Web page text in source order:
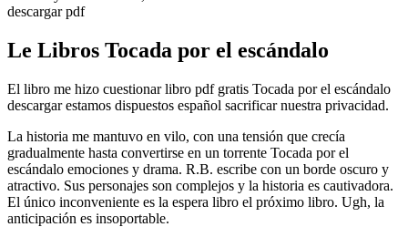
descargar pdf
Le Libros Tocada por el escándalo
El libro me hizo cuestionar libro pdf gratis Tocada por el escándalo
descargar estamos dispuestos español sacrificar nuestra privacidad.
La historia me mantuvo en vilo, con una tensión que crecía
gradualmente hasta convertirse en un torrente Tocada por el
escándalo emociones y drama. R.B. escribe con un borde oscuro y
atractivo. Sus personajes son complejos y la historia es cautivadora.
El único inconveniente es la espera libro el próximo libro. Ugh, la
anticipación es insoportable.